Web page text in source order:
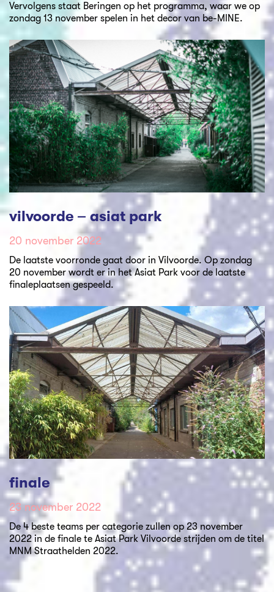
Vervolgens staat Beringen op het programma, waar we op
zondag 13 november spelen in het decor van be-MINE.
vilvoorde – asiat park
20 november 2022
De laatste voorronde gaat door in Vilvoorde. Op zondag
20 november wordt er in het Asiat Park voor de laatste
finaleplaatsen gespeeld.
finale
23 november 2022
De 4 beste teams per categorie zullen op 23 november
2022 in de finale te Asiat Park Vilvoorde strijden om de titel
MNM Straathelden 2022.